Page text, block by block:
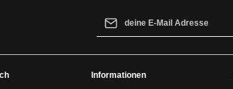
E-Mail-Adresse*
einverstanden.
Informationen